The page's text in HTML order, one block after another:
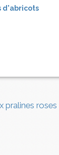
d'abricots
pralines roses